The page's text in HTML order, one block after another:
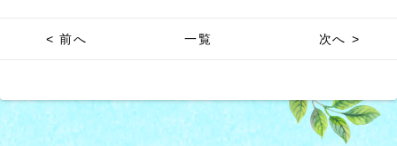
< 前へ 一覧 次へ >